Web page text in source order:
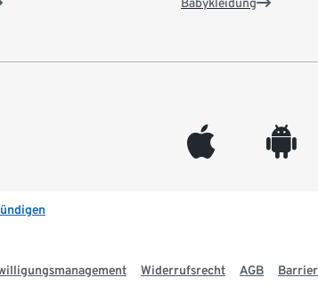
appleinc android
Widerrufsrecht AGB